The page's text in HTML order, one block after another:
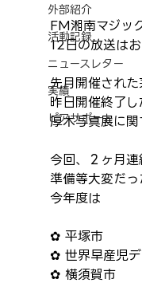
外部紹介
活動記録
ニュースレター
実績
ピアサポート
FM湘南マジッ
12日の放送は
先月開催された
昨日開催終了
厚木写真展に
今回、２ヶ月
準備等大変だっ
今年度は
✿ 平塚市
✿ 世界早産児
✿ 横須賀市